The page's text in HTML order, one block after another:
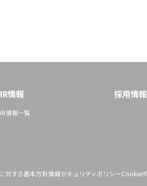
IR情報
IR情報一覧
採用情報
対する基本方針情報セキュリティポリシーCookie